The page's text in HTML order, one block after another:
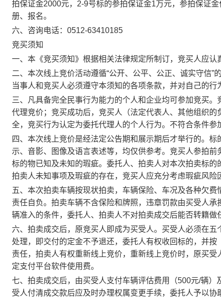
拍保证金2000元，2-9号标的参拍保证金1万元，参拍保证
册、报名。
六、咨询电话： 0512-63410185
竞买须知
一、本《竞买须知》根据相关法律规定所制订，竞买人应
二、本次线上竞价活动遵循“公开、公平、公正、诚实守信
当事人和竞买人必须遵守本须知的各项条款，并对自己的行
三、凡具备完全民事行为能力的个人和企业均可参加竞买
代理竞价；竞买成功后，竞买人（法定代表人、其他组织
全，竞买行为认定为委托代理人的个人行为。不符合条件
四、本次线上竞价是经法定公告期和展示期后才举行的。
示、音影、图像及语言表述等，均仅供参考。竞买人参拍前
标的物已知及未知的瑕疵。委托人、拍卖人对本次拍卖标
拍卖人未知事项及瑕疵的存在，竞买人应充分考虑瑕疵风险
五、本次拍卖车辆按现状拍卖，车辆保险、车况及各种欠
责任自负。拍卖车辆不含保险和牌照，违章罚款由买受人
辆准入的条件，委托人、拍卖人不对拍卖成交后能否转籍做
六、拍卖成交后，原竞买人即成为买受人。 买受人必须在五
处理，即交付的定金不予退还，委托人有权收回标的，并
责任，拍卖人有权重新线上竞价，重新线上竞价时，原买受
定支付平台软件使用费。
七、拍卖成交后，由买受人支付车辆评估费用（500元/辆
受人付清成交款后应及时办理权属变更手续，委托人予以